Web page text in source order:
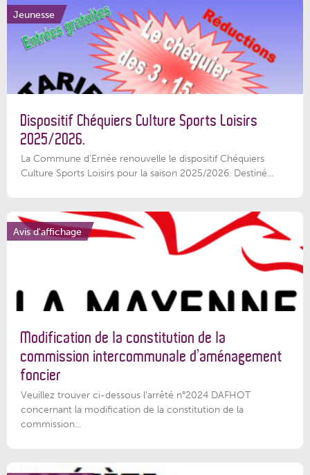
Jeunesse
Dispositif Chéquiers Culture Sports Loisirs
2025/2026.
La Commune d'Ernée renouvelle le dispositif Chéquiers
Culture Sports Loisirs pour la saison 2025/2026. Destiné...
Avis d'affichage
Modification de la constitution de la
commission intercommunale d’aménagement
foncier
Veuillez trouver ci-dessous l'arrêté n°2024 DAFHOT
concernant la modification de la constitution de la
commission...